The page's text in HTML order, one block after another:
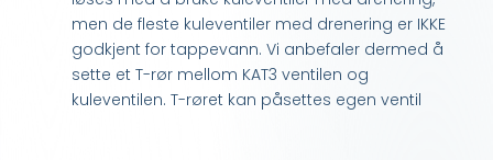
men de fleste kuleventiler med drenering er IKKE
godkjent for tappevann. Vi anbefaler dermed å
sette et T-rør mellom KAT3 ventilen og
kuleventilen. T-røret kan påsettes egen ventil